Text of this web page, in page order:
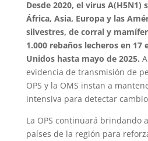
Desde 2020, el virus A(H5N1)
África, Asia, Europa y las
silvestres, de corral y
1.000 rebaños lecheros en 17
Unidos hasta mayo de 2025.
evidencia de transmisión de
OPS y la OMS instan a
intensiva para detectar
La OPS continuará brindando
países de la región para